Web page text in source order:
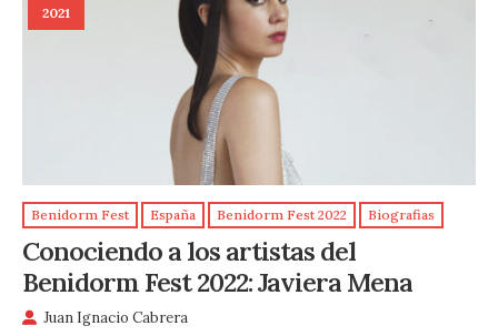
2021
Benidorm Fest España Benidorm Fest 2022 Biografias
Conociendo a los artistas del
Benidorm Fest 2022: Javiera Mena
Juan Ignacio Cabrera